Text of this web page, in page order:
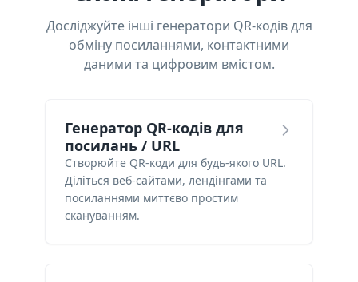
Досліджуйте інші генератори QR-кодів для
обміну посиланнями, контактними
даними та цифровим вмістом.
Генератор QR-кодів для
посилань / URL
Створюйте QR-коди для будь-якого URL.
Діліться веб-сайтами, лендінгами та
посиланнями миттєво простим
скануванням.